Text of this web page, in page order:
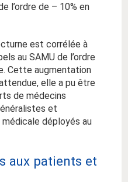
l’ordre de – 10% en
est corrélée à
au SAMU de l’ordre
Cette augmentation
elle a pu être
de médecins
et
déployés au
aux patients et